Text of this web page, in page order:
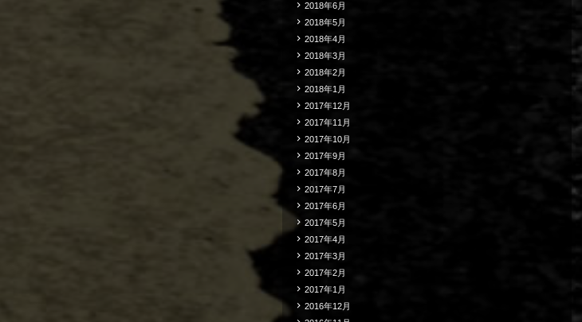
2018年6月
2018年5月
2018年4月
2018年3月
2018年2月
2018年1月
2017年12月
2017年11月
2017年10月
2017年9月
2017年8月
2017年7月
2017年6月
2017年5月
2017年4月
2017年3月
2017年2月
2017年1月
2016年12月